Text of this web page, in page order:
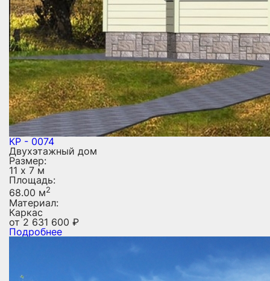
КР - 0074
Двухэтажный дом
Размер:
11 х 7 м
Площадь:
68.00 м2
Материал:
Каркас
от2 631 600 ₽
Подробнее